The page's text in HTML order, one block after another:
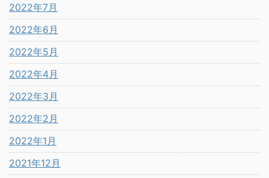
2022年7月
2022年6月
2022年5月
2022年4月
2022年3月
2022年2月
2022年1月
2021年12月